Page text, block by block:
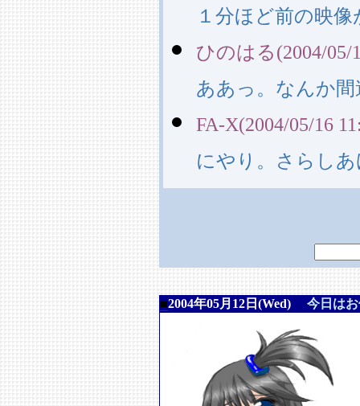
１分ほど前の映
ひのはる(2004/05/
ああっ。なんか
FA-X(2004/05/16
にやり。さらし
■2004年05月12日(Wed) 今日は